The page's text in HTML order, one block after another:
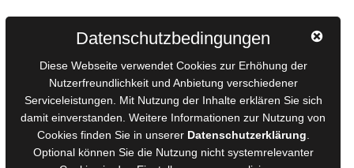
AGB für Medienprojekte
Online-Artikel
Manuskripte einreichen
Ausschreibungen
Belegexemplare
Eigenbedarfsexemplare
Datenschutzbedingungen
Diese Webseite verwendet Cookies zur Erhöhung der
Nutzerfreundlichkeit und Anbietung verschiedener
Serviceleistungen. Mit Nutzung der Inhalte erklären Sie sich
damit einverstanden. Weitere Informationen zur Nutzung von
Cookies finden Sie in unserer Datenschutzerklärung
Optional können Sie die Nutzung nicht systemrelevanter